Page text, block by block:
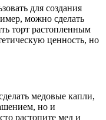
для создания
можно сделать
торт растопленным
ценность, но
медовые капли,
но и
растопите мед и